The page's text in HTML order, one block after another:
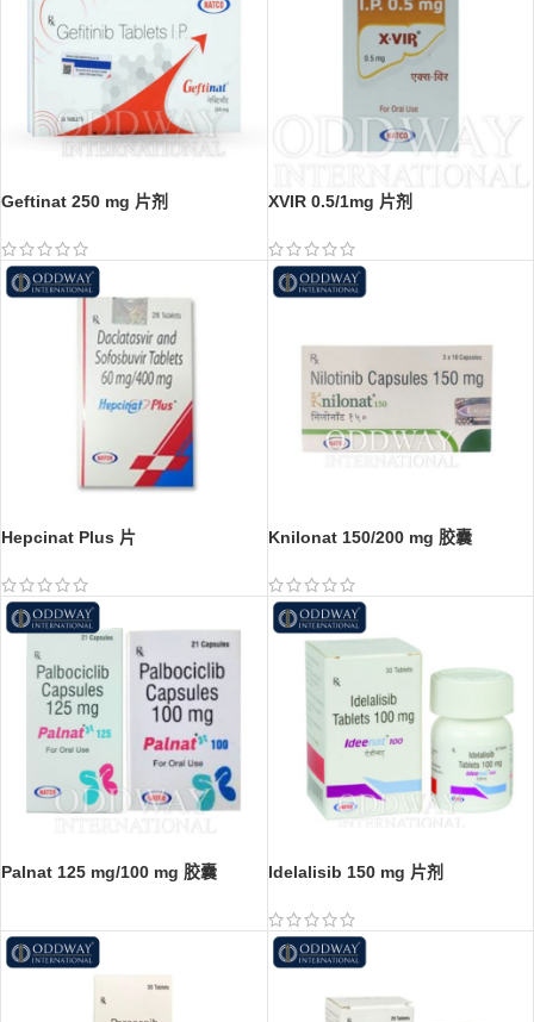
Geftinat 250 mg 片剂 XVIR 0.5/1mg 片剂
Hepcinat Plus 片 Knilonat 150/200 mg 胶囊
Palnat 125 mg/100 mg 胶囊 Idelalisib 150 mg 片剂